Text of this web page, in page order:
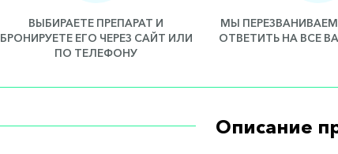
ВЫБИРАЕТЕ ПРЕПАРАТ И
БРОНИРУЕТЕ ЕГО ЧЕРЕЗ САЙТ ИЛИ
ПО ТЕЛЕФОНУ
МЫ
ОТВЕТИТЬ НА ВСЕ
Описание